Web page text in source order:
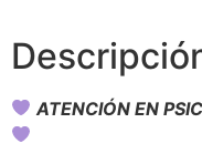
ATENCIÓN EN